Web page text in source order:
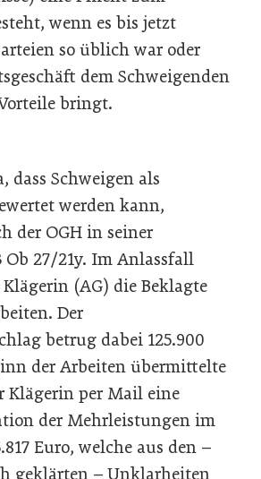
wenn es bis jetzt
so üblich war oder
dem Schweigenden
bringt.
dass Schweigen als
werden kann,
der OGH in seiner
Ob 27/21y. Im Anlassfall
(AG) die Beklagte
Der
betrug dabei 125.900
der Arbeiten übermittelte
Klägerin per Mail eine
der Mehrleistungen im
Euro, welche aus den –
geklärten – Unklarheiten